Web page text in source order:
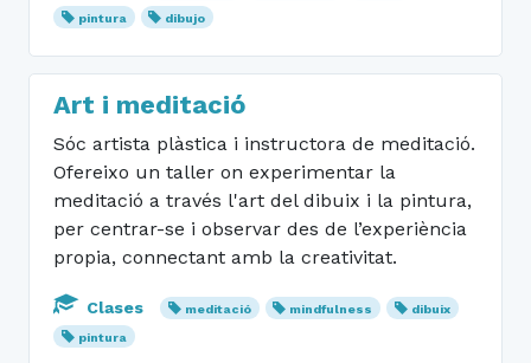
pintura
dibujo
Art i meditació
Sóc artista plàstica i instructora de meditació.
Ofereixo un taller on experimentar la
meditació a través l'art del dibuix i la pintura,
per centrar-se i observar des de l’experiència
propia, connectant amb la creativitat.
Clases meditació mindfulness
dibuix
pintura